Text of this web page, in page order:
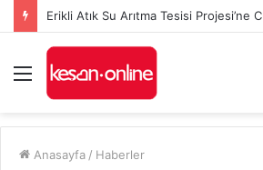
Menü
Anasayfa / Haberler